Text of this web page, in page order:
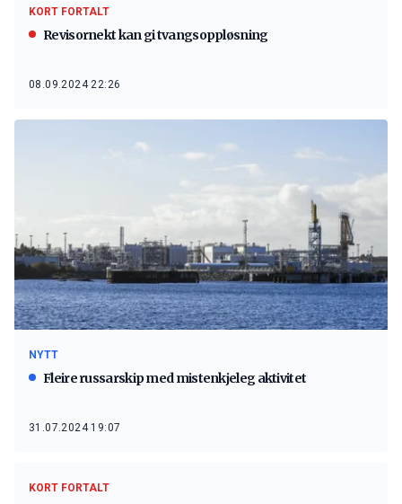
KORT FORTALT
Revisornekt kan gi tvangsoppløsning
08.09.2024 22:26
NYTT
Fleire russarskip med mistenkjeleg aktivitet
31.07.2024 19:07
KORT FORTALT